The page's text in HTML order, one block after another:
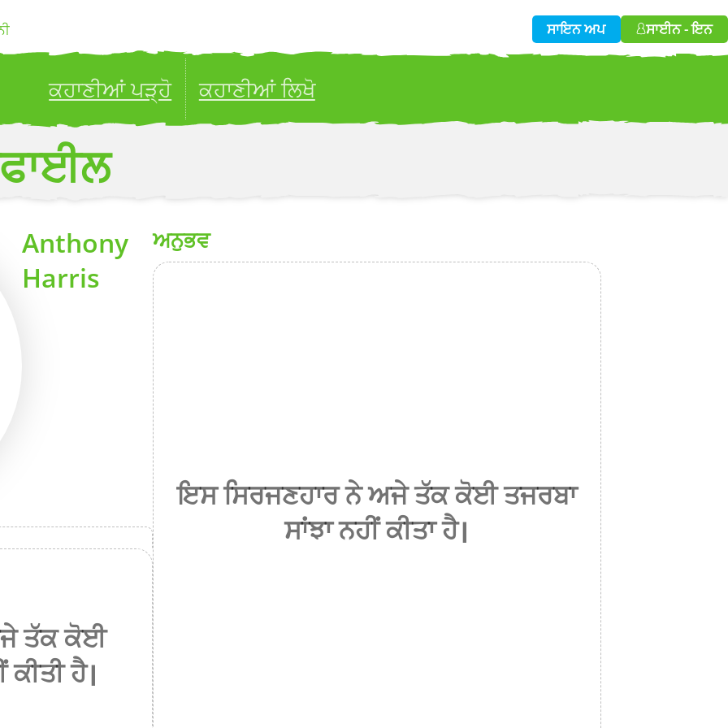
ਸਾਇਨ ਅਪ ਸਾਈਨ - ਇਨ
ਕਹਾਣੀਆਂ ਪੜ੍ਹੋ ਕਹਾਣੀਆਂ ਲਿਖੋ
your stories to a global audience.
Anthony
Harris
ਤੱਕ ਕੋਈ
ਹੈ।
ਅਨੁਭਵ
ਇਸ ਸਿਰਜਣਹਾਰ ਨੇ ਅਜੇ ਤੱਕ ਕੋਈ ਤਜਰਬਾ
ਸਾਂਝਾ ਨਹੀਂ ਕੀਤਾ ਹੈ।